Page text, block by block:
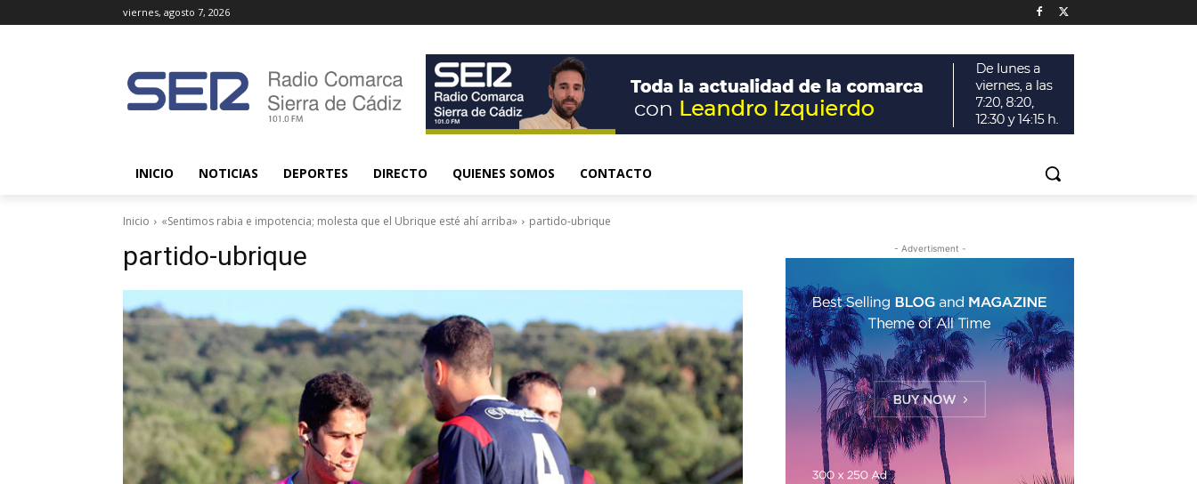
viernes, agosto 7, 2026
INICIO NOTICIAS DEPORTES DIRECTO QUIENES SOMOS CONTACTO
Inicio «Sentimos rabia e impotencia; molesta que el Ubrique esté ahí arriba» partido-ubrique
partido-ubrique - Advertisment -